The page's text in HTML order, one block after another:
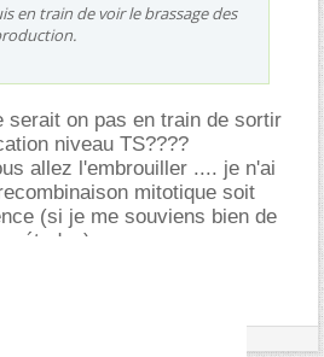
en train de voir le brassage des
serait on pas en train de sortir
niveau TS????
allez l'embrouiller .... je n'ai
mitotique soit
(si je me souviens bien de
études)